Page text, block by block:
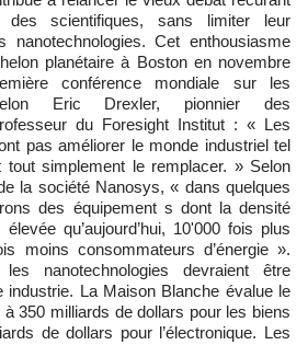
des scientifiques, sans limiter leur
nanotechnologies. Cet enthousiasme
planétaire à Boston en novembre
conférence mondiale sur les
Eric Drexler, pionnier des
du Foresight Institut : « Les
pas améliorer le monde industriel tel
tout simplement le remplacer. » Selon
la société Nanosys, « dans quelques
des équipement s dont la densité
qu’aujourd’hui, 10'000 fois plus
moins consommateurs d’énergie ».
nanotechnologies devraient être
industrie. La Maison Blanche évalue le
à 350 milliards de dollars pour les biens
de dollars pour l’électronique. Les